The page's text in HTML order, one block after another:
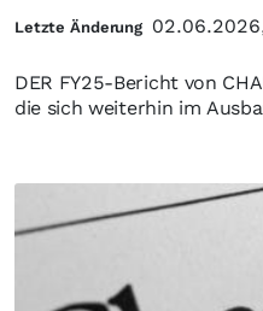
DER FY25-Bericht von
die sich weiterhin im
Letzte Änderung